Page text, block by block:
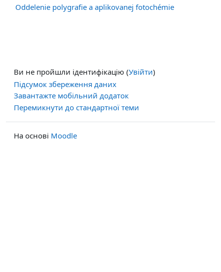
Oddelenie polygrafie a aplikovanej fotochémie
Ви не пройшли ідентифікацію (Увійти)
Підсумок збереження даних
Завантажте мобільний додаток
Перемикнути до стандартної теми
На основі Moodle